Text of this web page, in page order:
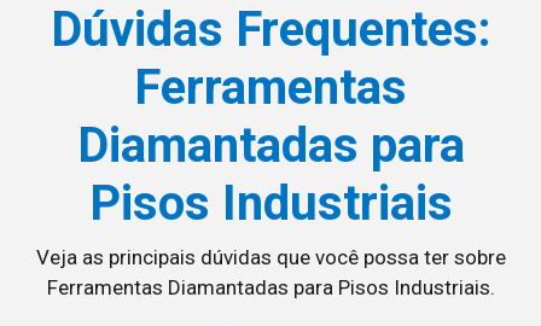
Dúvidas Frequentes:
Ferramentas
Diamantadas para
Pisos Industriais
Veja as principais dúvidas que você possa ter sobre
Ferramentas Diamantadas para Pisos Industriais.